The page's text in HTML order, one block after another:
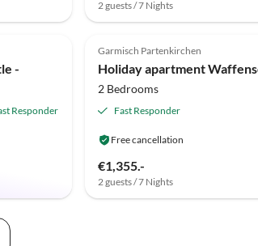
2 guests / 7 Nights
Top-Listing
-
Responder
Mountain Views
4.9 (3)
Garmisch Partenkirchen
2 Bedrooms
Fast Responder
Free cancellation
€1,355.-
2 guests / 7 Nights